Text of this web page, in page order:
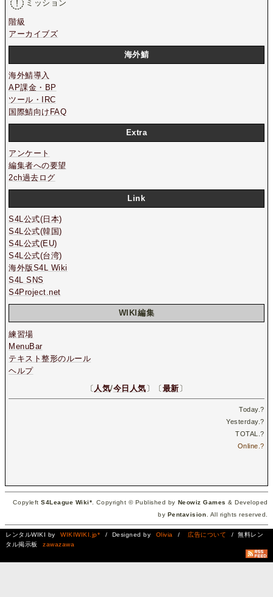
ミッション
階級
アーカイブズ
海外鯖
海外鯖導入
AP課金・BP
ツール・IRC
国際鯖向けFAQ
Extra
アンケート
編集者への要望
2ch過去ログ
Link
S4L公式(日本)
S4L公式(韓国)
S4L公式(EU)
S4L公式(台湾)
海外版S4L Wiki
S4L SNS
S4Project.net
WIKI編集
練習場
MenuBar
テキスト整形のルール
ヘルプ
〔 人気/今日人気〕〔最新〕
Today.?
Yesterday.?
TOTAL.?
Online.?
CopyleftS4League Wiki* . Copyright © Published by Neowiz Games & Developed
by Pentavision . All rights reserved.
レンタルWIKI by WIKIWIKI.jp* / Designed by Olivia / 広告について
/ 無料レン
タル掲示板
zawazawa